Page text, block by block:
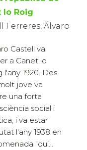
lo Roig
Ferreres, Álvaro
Castell va
a Canet lo
l'any 1920. Des
jove va
una forta
social i
i va estar
l'any 1938 en
"qui...